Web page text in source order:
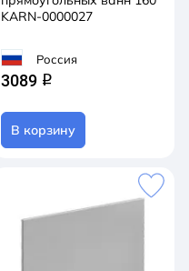
KARN-0000027
Россия
3089 q
В корзину